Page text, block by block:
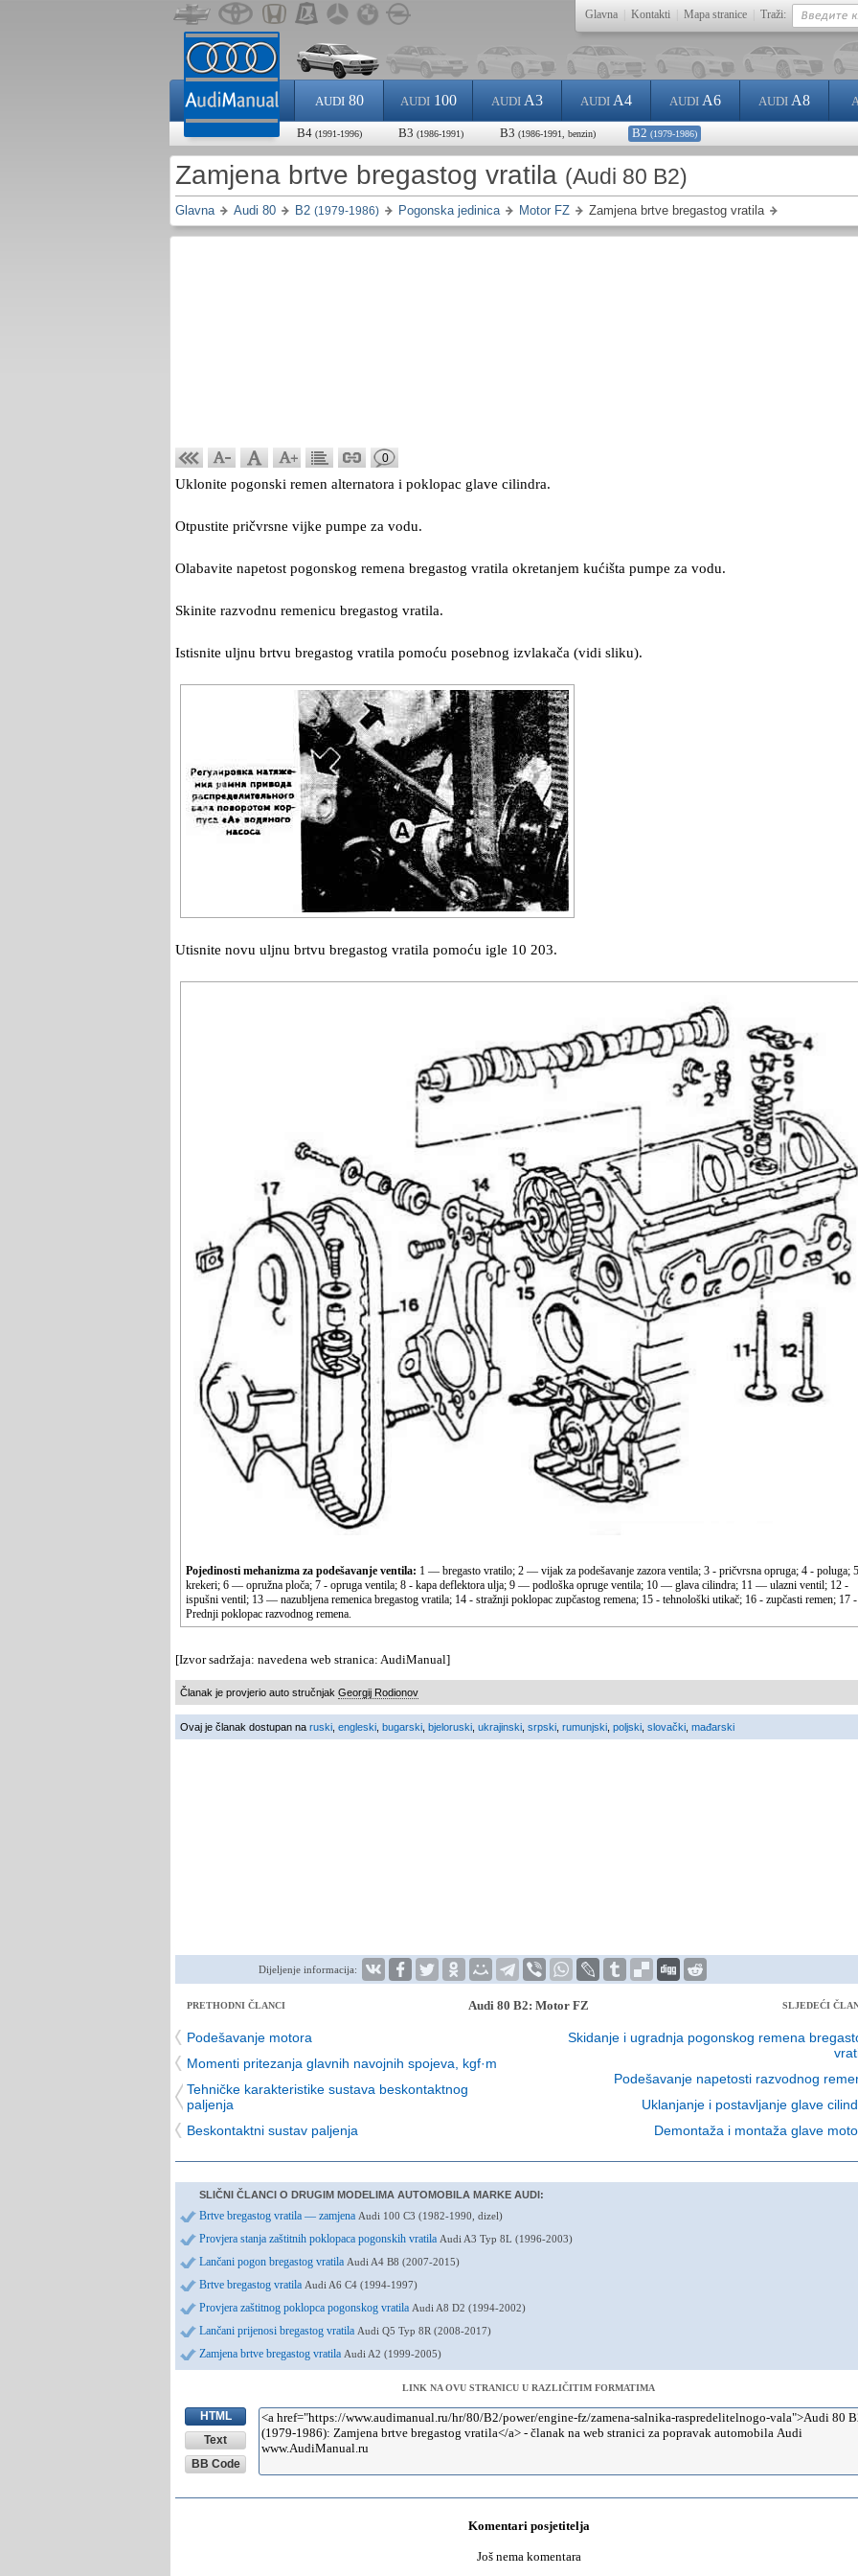
Glavna Kontakti Mapa stranice Traži:
AUDI80 AUDI100 AUDI A3 AUDI A4 AUDI A6 AUDI A8
B4 (1991-1996) B3 (1986-1991) B3 (1986-1991, benzin) B2 (1979-1986)
Zamjena brtve bregastog vratila (Audi 80 B2)
Glavna Audi 80 B2 (1979-1986) Pogonska jedinica Motor FZ Zamjena brtve bregastog vratila
0
Uklonite pogonski remen alternatora i poklopac glave cilindra.
Otpustite pričvrsne vijke pumpe za vodu.
Olabavite napetost pogonskog remena bregastog vratila okretanjem kućišta pumpe za vodu.
Skinite razvodnu remenicu bregastog vratila.
Istisnite uljnu brtvu bregastog vratila pomoću posebnog izvlakača (vidi sliku).
Utisnite novu uljnu brtvu bregastog vratila pomoću igle 10 203.
Pojedinosti mehanizma za podešavanje ventila: 1 — bregasto vratilo; 2 — vijak za podešavanje zazora ventila; 3 - pričvrsna opruga; 4 - poluga;
krekeri; 6 — opružna ploča; 7 - opruga ventila; 8 - kapa deflektora ulja; 9 — podloška opruge ventila; 10 — glava cilindra; 11 — ulazni ventil; 12 -
ispušni ventil; 13 — nazubljena remenica bregastog vratila; 14 - stražnji poklopac zupčastog remena; 15 - tehnološki utikač; 16 - zupčasti remen; 17 -
Prednji poklopac razvodnog remena.
[Izvor sadržaja: navedena web stranica: AudiManual]
Članak je provjerio auto stručnjak Georgij Rodionov
Ovaj je članak dostupan na ruski engleski bugarski bjeloruski ukrajinski srpski rumunjski poljski slovački mađarski
Dijeljenje informacija:
PRETHODNI ČLANCI Audi 80 B2: Motor FZ SLJEDEĆI
Podešavanje motora
Momenti pritezanja glavnih navojnih spojeva, kgf·m
Tehničke karakteristike sustava beskontaktnog
paljenja
Beskontaktni sustav paljenja
Skidanje i ugradnja pogonskog remena
Podešavanje napetosti razvodnog
Uklanjanje i postavljanje glave
Demontaža i montaža glave
SLIČNI ČLANCI O DRUGIM MODELIMA AUTOMOBILA MARKE AUDI:
Brtve bregastog vratila — zamjena Audi 100 C3 (1982-1990, dizel)
Provjera stanja zaštitnih poklopaca pogonskih vratila Audi A3 Typ 8L (1996-2003)
Lančani pogon bregastog vratila Audi A4 B8 (2007-2015)
Brtve bregastog vratila Audi A6 C4 (1994-1997)
Provjera zaštitnog poklopca pogonskog vratila Audi A8 D2 (1994-2002)
Lančani prijenosi bregastog vratila Audi Q5 Typ 8R (2008-2017)
Zamjena brtve bregastog vratila Audi A2 (1999-2005)
LINK NA OVU STRANICU U RAZLIČITIM FORMATIMA
HTML
Text
BB Code
Komentari posjetitelja
Još nema komentara